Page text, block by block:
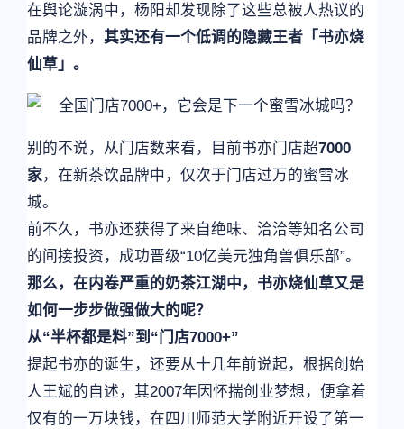
在舆论漩涡中，杨阳却发现除了这些总被人热议的
品牌之外， 其实还有一个低调的隐藏王者「书亦烧
仙草」。
别的不说，从门店数来看，目前书亦门店超7000
家，在新茶饮品牌中，仅次于门店过万的蜜雪冰
城。
前不久，书亦还获得了来自绝味、洽洽等知名公司
的间接投资，成功晋级“10亿美元独角兽俱乐部”。
那么，在内卷严重的奶茶江湖中，书亦烧仙草又是
如何一步步做强做大的呢？
从“半杯都是料”到“门店7000+”
提起书亦的诞生，还要从十几年前说起，根据创始
人王斌的自述，其2007年因怀揣创业梦想，便拿着
仅有的一万块钱，在四川师范大学附近开设了第一